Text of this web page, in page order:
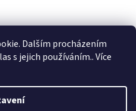
Dalším procházením
s jejich používáním.. Více
Shoptet